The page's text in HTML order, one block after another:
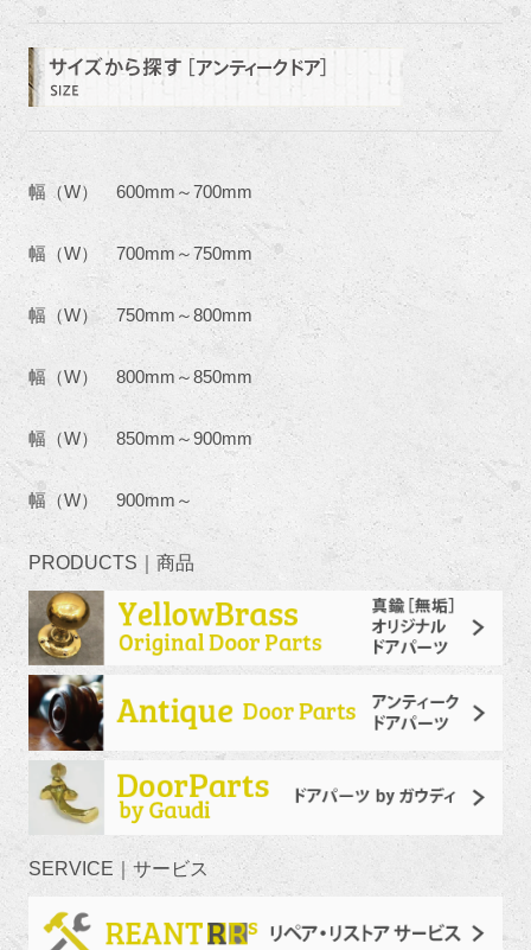
幅（W） 600mm～700mm
幅（W） 700mm～750mm
幅（W） 750mm～800mm
幅（W） 800mm～850mm
幅（W） 850mm～900mm
幅（W） 900mm～
PRODUCTS｜商品
SERVICE｜サービス